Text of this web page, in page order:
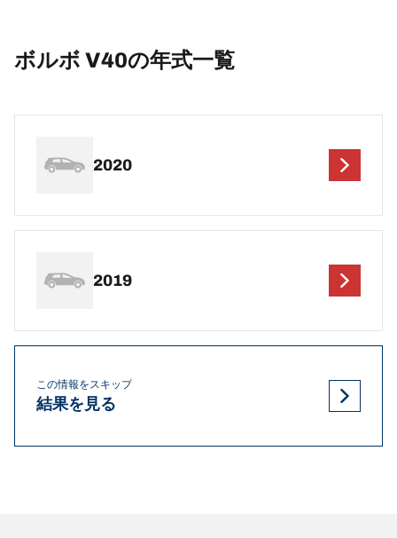
ボルボ V40の年式一覧
2020
2019
この情報をスキップ
結果を見る